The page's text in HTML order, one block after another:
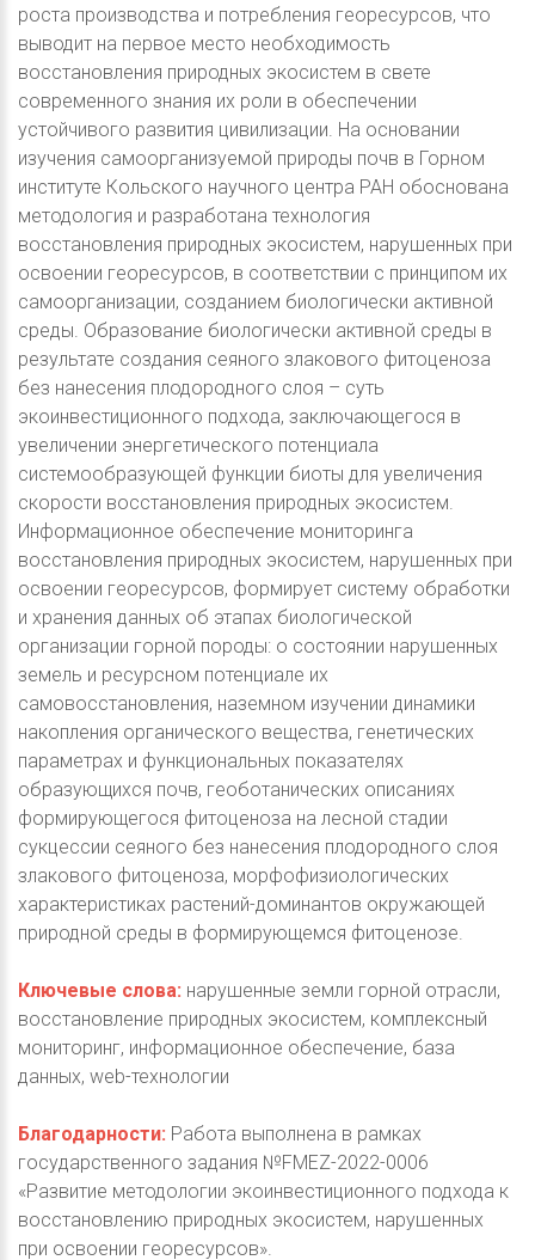
роста производства и потребления георесурсов, что
выводит на первое место необходимость
восстановления природных экосистем в свете
современного знания их роли в обеспечении
устойчивого развития цивилизации. На основании
изучения самоорганизуемой природы почв в Горном
институте Кольского научного центра РАН обоснована
методология и разработана технология
восстановления природных экосистем, нарушенных при
освоении георесурсов, в соответствии с принципом их
самоорганизации, созданием биологически активной
среды. Образование биологически активной среды в
результате создания сеяного злакового фитоценоза
без нанесения плодородного слоя – суть
экоинвестиционного подхода, заключающегося в
увеличении энергетического потенциала
системообразующей функции биоты для увеличения
скорости восстановления природных экосистем.
Информационное обеспечение мониторинга
восстановления природных экосистем, нарушенных при
освоении георесурсов, формирует систему обработки
и хранения данных об этапах биологической
организации горной породы: о состоянии нарушенных
земель и ресурсном потенциале их
самовосстановления, наземном изучении динамики
накопления органического вещества, генетических
параметрах и функциональных показателях
образующихся почв, геоботанических описаниях
формирующегося фитоценоза на лесной стадии
сукцессии сеяного без нанесения плодородного слоя
злакового фитоценоза, морфофизиологических
характеристиках растений-доминантов окружающей
природной среды в формирующемся фитоценозе.
Ключевые слова: нарушенные земли горной отрасли,
восстановление природных экосистем, комплексный
мониторинг, информационное обеспечение, база
данных, web-технологии
Благодарности: Работа выполнена в рамках
государственного задания №FMEZ-2022-0006
«Развитие методологии экоинвестиционного подхода к
восстановлению природных экосистем, нарушенных
при освоении георесурсов».